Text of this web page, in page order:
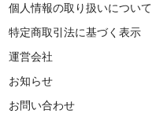
個人情報の取り扱いについて
特定商取引法に基づく表示
運営会社
お知らせ
お問い合わせ